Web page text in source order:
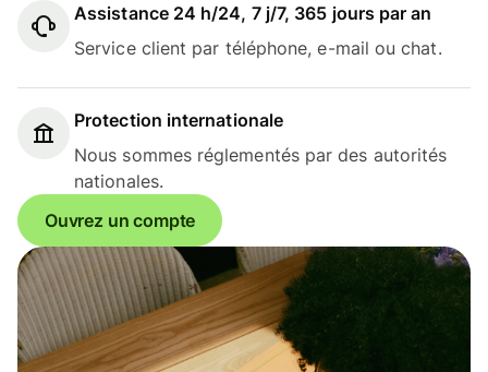
Assistance 24 h/24, 7 j/7, 365 jours par an
Service client par téléphone, e-mail ou chat.
Protection internationale
Nous sommes réglementés par des autorités
nationales.
Ouvrez un compte